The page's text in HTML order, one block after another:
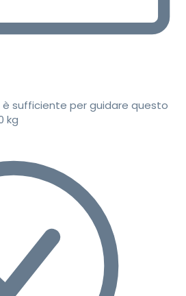
sufficiente per guidare questo
kg